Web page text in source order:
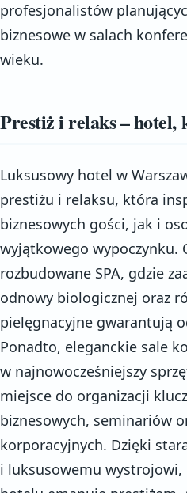
profesjonalistów
biznesowe w salach
wieku.
Prestiż i relaks –
Luksusowy hotel w
prestiżu i relaksu, która
biznesowych gości, jak i
wyjątkowego wypoczynku.
rozbudowane SPA, gdzie
odnowy biologicznej oraz
pielęgnacyjne gwarantują
Ponadto, eleganckie sale
w najnowocześniejszy
miejsce do organizacji
biznesowych, seminariów
korporacyjnych. Dzięki
i luksusowemu